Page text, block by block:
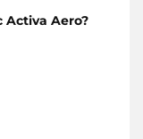
Activa Aero?